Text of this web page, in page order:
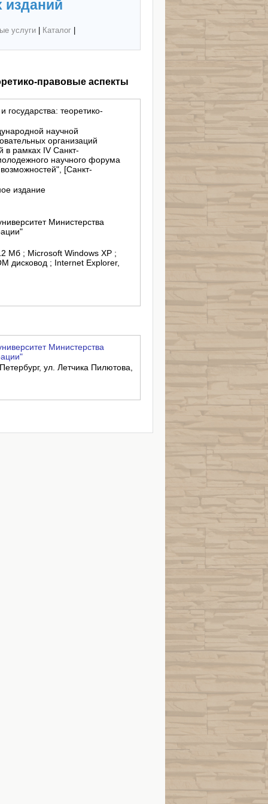
изданий
услуги| Каталог|
правовые аспекты
государства: теоретико-
научной
организаций
в рамках IV Санкт-
научного форума
[Санкт-
издание
Министерства
Мб ; Microsoft Windows XP ;
дисковод ; Internet Explorer,
Министерства
ул. Летчика Пилютова,